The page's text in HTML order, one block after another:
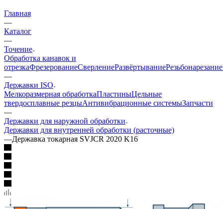
Главная
—
Каталог
—
Точение
Обработка канавок и
отрезкаФрезерованиеСверлениеРазвёртываниеРезьбонарезание
—
Державки ISO
Мелкоразмерная обработкаПластиныЦельные
твердосплавные резцыАнтивибрационные системыЗапчасти
—
Державки для наружной обработки
Державки для внутренней обработки (расточные)
—Державка токарная SVJCR 2020 K16